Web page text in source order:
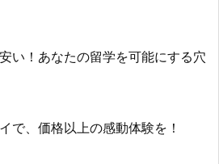
い！あなたの留学を可能にする穴
で、価格以上の感動体験を！